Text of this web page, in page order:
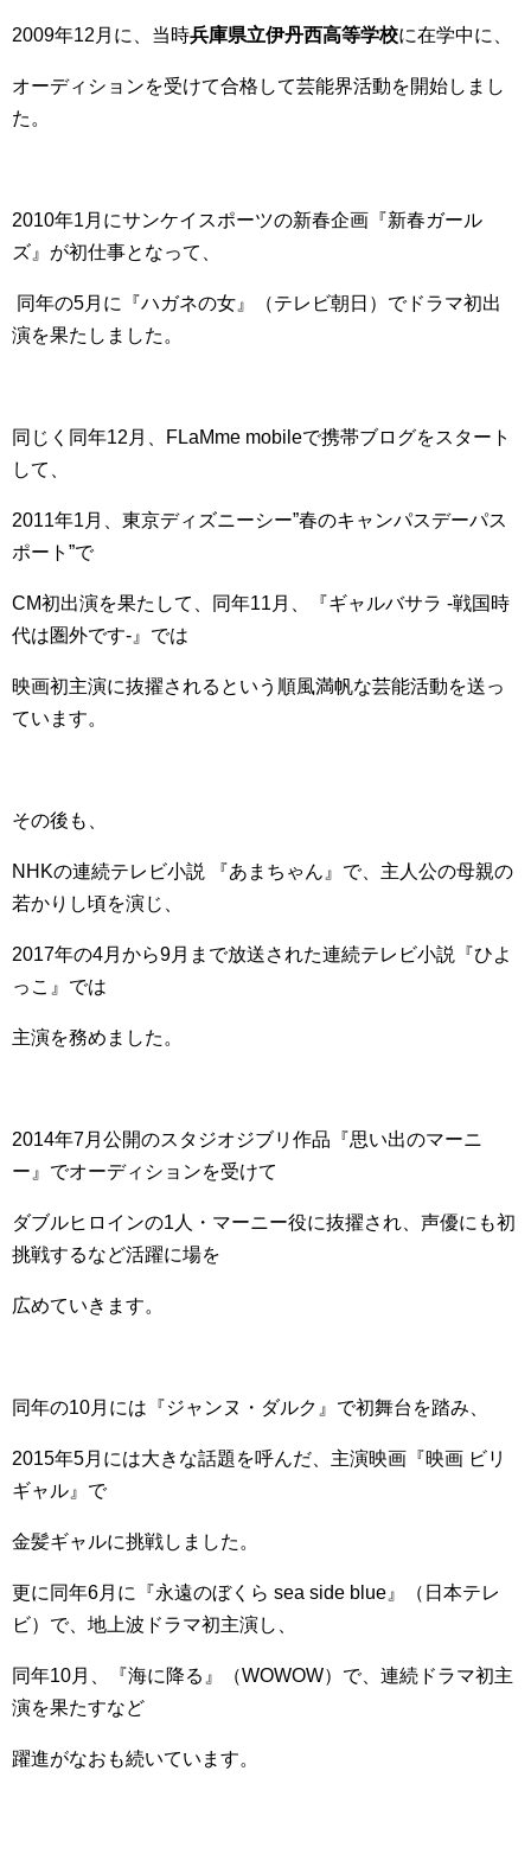
2009年12月に、当時兵庫県立伊丹西高等学校に在学中に、
オーディションを受けて合格して芸能界活動を開始しまし
た。
2010年1月にサンケイスポーツの新春企画『新春ガール
ズ』が初仕事となって、
同年の5月に『ハガネの女』（テレビ朝日）でドラマ初出
演を果たしました。
同じく同年12月、FLaMme mobileで携帯ブログをスタート
して、
2011年1月、東京ディズニーシー”春のキャンパスデーパス
ポート”で
CM初出演を果たして、同年11月、『ギャルバサラ -戦国時
代は圏外です-』では
映画初主演に抜擢されるという順風満帆な芸能活動を送っ
ています。
その後も、
NHKの連続テレビ小説 『あまちゃん』で、主人公の母親の
若かりし頃を演じ、
2017年の4月から9月まで放送された連続テレビ小説『ひよ
っこ』では
主演を務めました。
2014年7月公開のスタジオジブリ作品『思い出のマーニ
ー』でオーディションを受けて
ダブルヒロインの1人・マーニー役に抜擢され、声優にも初
挑戦するなど活躍に場を
広めていきます。
同年の10月には『ジャンヌ・ダルク』で初舞台を踏み、
2015年5月には大きな話題を呼んだ、主演映画『映画 ビリ
ギャル』で
金髪ギャルに挑戦しました。
更に同年6月に『永遠のぼくら sea side blue』（日本テレ
ビ）で、地上波ドラマ初主演し、
同年10月、『海に降る』（WOWOW）で、連続ドラマ初主
演を果たすなど
躍進がなおも続いています。